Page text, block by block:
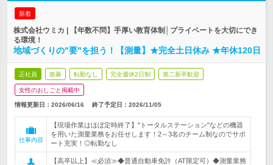
新着
株式会社ウミカ | 【年数不問】手厚い教育体制│プライベートを大切にでき
る環境！
地域づくりの"要"を担う！【測量】★完全土日休み ★年休120日
正社員 急募 転勤なし 完全週休2日制 第二新卒歓迎
女性のおしごと掲載中
情報更新日：2026/06/16 終了予定日： 2026/11/05
仕事内容
【現場作業はほぼ定時終了】"トータルステーション"などの機器
を用いた測量業務をお任せします！2～3名のチーム制なのでサポ
ート充実！◎転勤なし
【高卒以上】≪必須≫◆普通自動車免許（AT限定可）◆測量業務